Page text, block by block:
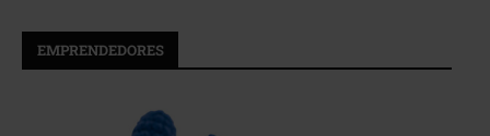
EMPRENDEDORES